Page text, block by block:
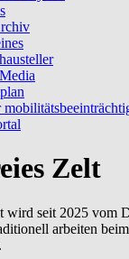
Zelt
seit 2025 vom
arbeiten